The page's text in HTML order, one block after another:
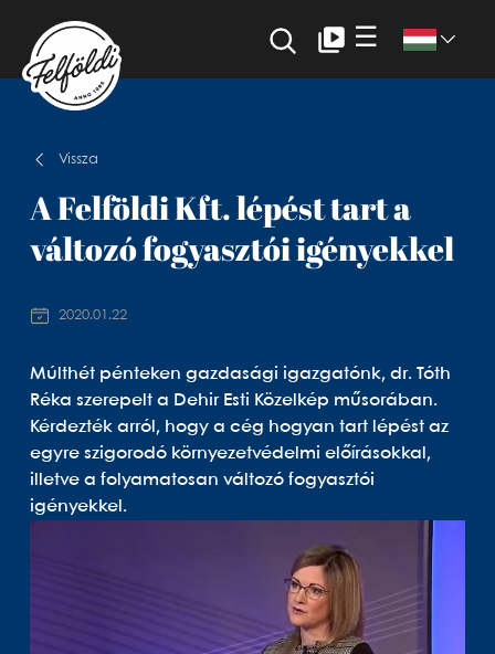
☰
Vissza
A Felföldi Kft. lépést tart a
változó fogyasztói igényekkel
2020.01.22
Múlthét pénteken gazdasági igazgatónk, dr. Tóth
Réka szerepelt a Dehir Esti Közelkép műsorában.
Kérdezték arról, hogy a cég hogyan tart lépést az
egyre szigorodó környezetvédelmi előírásokkal,
illetve a folyamatosan változó fogyasztói
igényekkel.